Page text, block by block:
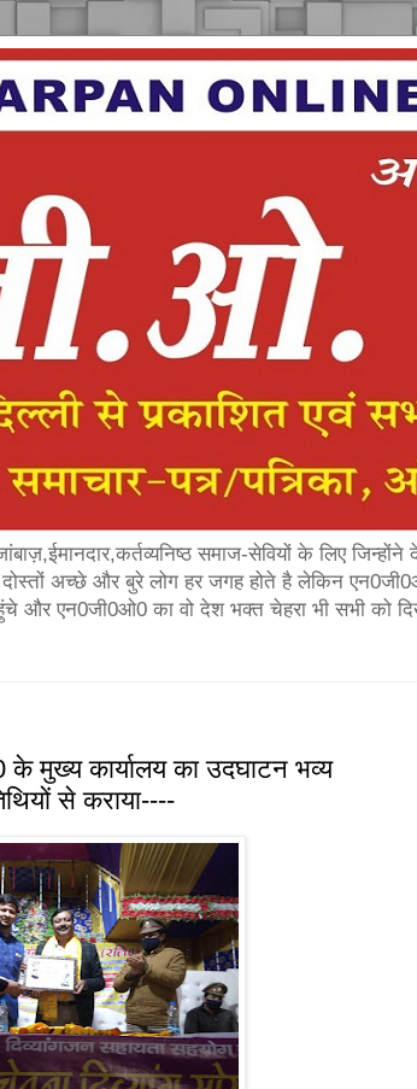
समाज-सेवियों के लिए
अच्छे और बुरे लोग हर जगह होते है लेकिन
एन0जी0ओ0 का वो देश भक्त चेहरा भी सभी को
के मुख्य कार्यालय का उदघाटन भव्य
से कराया----